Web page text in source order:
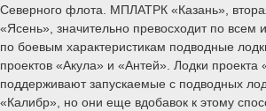
Северного флота. МПЛАТРК «Казань»,
«Ясень», значительно превосходит по всем
по боевым характеристикам подводные
проектов «Акула» и «Антей». Лодки проекта
поддерживают запускаемые с подводных
«Калибр», но они еще вдобавок к этому